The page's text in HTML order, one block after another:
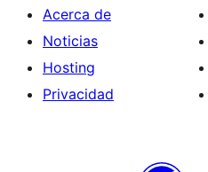
Acerca de
Noticias
Hosting
Privacidad